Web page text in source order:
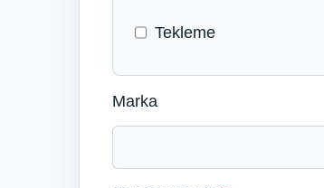
Tekleme
Marka